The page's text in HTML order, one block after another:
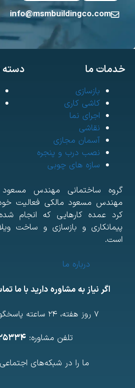
info@msmbuildingco.com
ما
بازسازی
کاشی کاری
اجرای نما
نقاشی
آسمان مجازی
نصب درب و پنجره
سازه های چوبی
دسته
ساختمانی مهندس مسعود
عمده کارهایی که انجام شده
و بازسازی و ساخت ویلا
درباره ما
اگر نیاز به مشاوره دارید با ما
تلفن مشاوره:
ما را در شبکه‌های اجتماعی